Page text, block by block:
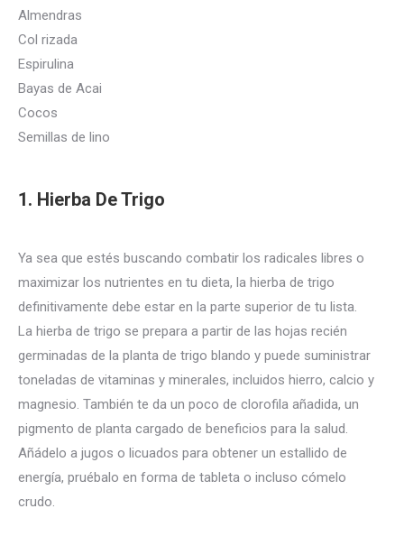
Almendras
Col rizada
Espirulina
Bayas de Acai
Cocos
Semillas de lino
1. Hierba De Trigo
Ya sea que estés buscando combatir los radicales libres o
maximizar los nutrientes en tu dieta, la hierba de trigo
definitivamente debe estar en la parte superior de tu lista.
La hierba de trigo se prepara a partir de las hojas recién
germinadas de la planta de trigo blando y puede suministrar
toneladas de vitaminas y minerales, incluidos hierro, calcio y
magnesio. También te da un poco de clorofila añadida, un
pigmento de planta cargado de beneficios para la salud.
Añádelo a jugos o licuados para obtener un estallido de
energía, pruébalo en forma de tableta o incluso cómelo
crudo.